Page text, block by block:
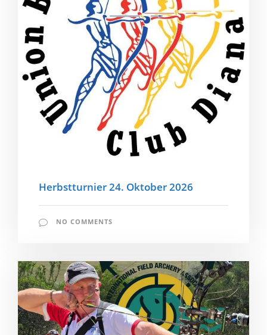
Herbstturnier 24. Oktober 2026
NO COMMENTS